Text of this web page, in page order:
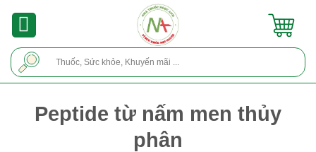
Peptide từ nấm men thủy
phân